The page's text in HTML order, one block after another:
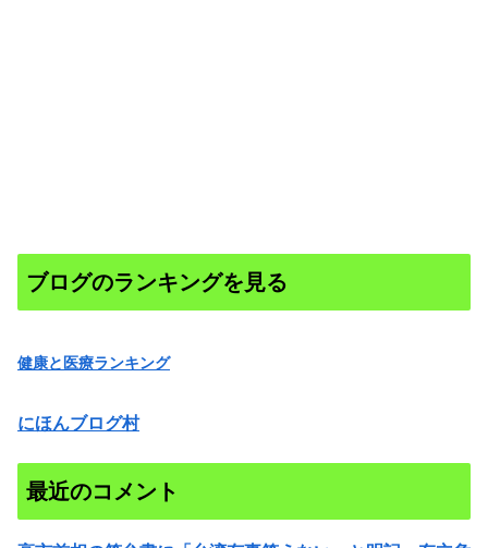
ブログのランキングを見る
健康と医療ランキング
にほんブログ村
最近のコメント